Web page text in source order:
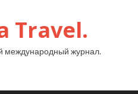
Travel.
международный журнал.